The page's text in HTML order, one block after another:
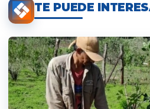
TE PUEDE